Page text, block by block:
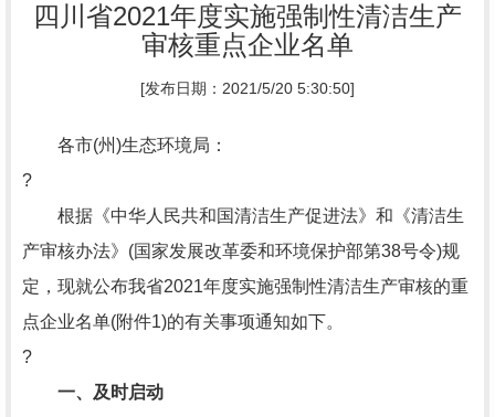
四川省2021年度实施强制性清洁生产
审核重点企业名单
[发布日期：2021/5/20 5:30:50]
各市(州)生态环境局：
?
根据《中华人民共和国清洁生产促进法》和《清洁生
产审核办法》(国家发展改革委和环境保护部第38号令)规
定，现就公布我省2021年度实施强制性清洁生产审核的重
点企业名单(附件1)的有关事项通知如下。
?
一、及时启动